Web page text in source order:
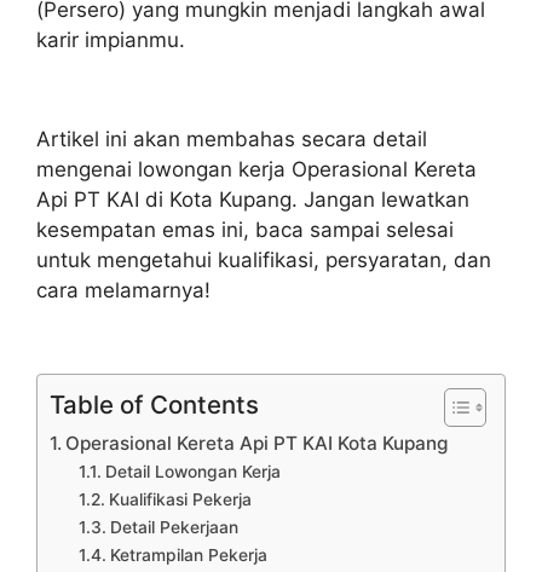
(Persero) yang mungkin menjadi langkah awal
karir impianmu.
Artikel ini akan membahas secara detail
mengenai lowongan kerja Operasional Kereta
Api PT KAI di Kota Kupang. Jangan lewatkan
kesempatan emas ini, baca sampai selesai
untuk mengetahui kualifikasi, persyaratan, dan
cara melamarnya!
Table of Contents
Operasional Kereta Api PT KAI Kota Kupang
Detail Lowongan Kerja
Kualifikasi Pekerja
Detail Pekerjaan
Ketrampilan Pekerja